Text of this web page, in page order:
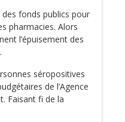
fonds publics pour
pharmacies. Alors
l’épuisement des
séropositives
de l’Agence
Faisant fi de la